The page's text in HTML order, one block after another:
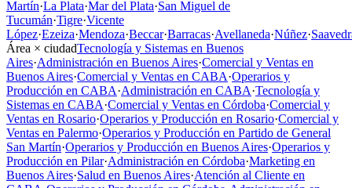
Martín·La Plata·Mar del Plata·San Miguel de
Tucumán·Tigre·Vicente
López·Ezeiza·Mendoza·Beccar·Barracas·Avellaneda·Núñez·
Área × ciudadTecnología y Sistemas en Buenos
Aires·Administración en Buenos Aires·Comercial y Ventas en
Buenos Aires·Comercial y Ventas en CABA·Operarios y
Producción en CABA·Administración en CABA·Tecnología y
Sistemas en CABA·Comercial y Ventas en Córdoba·Comercial y
Ventas en Rosario·Operarios y Producción en Rosario·Comercial y
Ventas en Palermo·Operarios y Producción en Partido de General
San Martín·Operarios y Producción en Buenos Aires·Operarios y
Producción en Pilar·Administración en Córdoba·Marketing en
Buenos Aires·Salud en Buenos Aires·Atención al Cliente en